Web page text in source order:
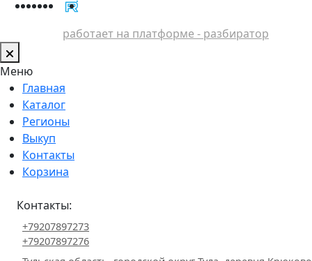
работает на платформе - разбиратор
Меню
Главная
Каталог
Регионы
Выкуп
Контакты
Корзина
Контакты:
+79207897273
+79207897276